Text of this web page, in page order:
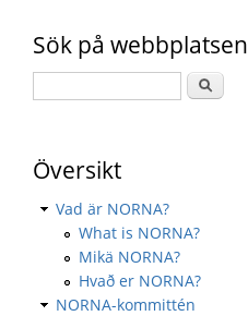
Sök på webbplatsen
Översikt
Vad är NORNA?
What is NORNA?
Mikä NORNA?
Hvað er NORNA?
NORNA-kommittén